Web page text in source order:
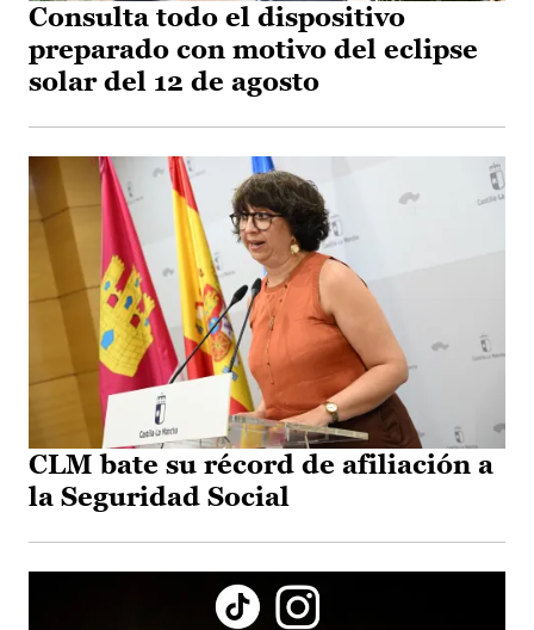
Consulta todo el dispositivo
preparado con motivo del eclipse
solar del 12 de agosto
CLM bate su récord de afiliación a
la Seguridad Social